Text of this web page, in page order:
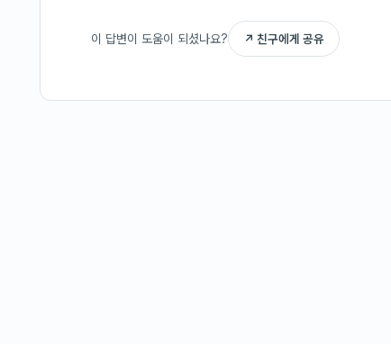
이 답변이 도움이 되셨나요? ↗ 친구에게 공유